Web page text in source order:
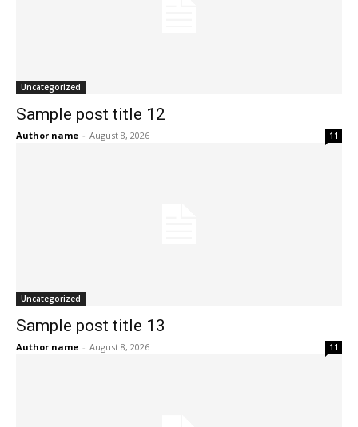
Uncategorized
Sample post title 12
Author name - August 8, 2026 11
Uncategorized
Sample post title 13
Author name - August 8, 2026 11